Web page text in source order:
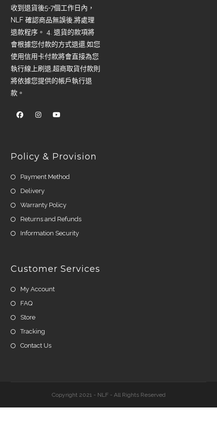
收到退貨後5-7個工作日內，
NLF 確認商品無誤後,將處理
退款程序。 4. 退貨的款項將
會根據您付款的方式退還,如您
使用信用卡付款將會直接為您
執行線上刷退,超商取貨付款則
將依據您提供的帳戶執行退
款。
Policy & Provision
Payment Method
Delivery
Warranty Policy
Returns and Refunds
Information Security
Customer Services
My Account
FAQ
Store
Tracking
Contact Us
Copyright 2021 - NLF - All Rights Reserved